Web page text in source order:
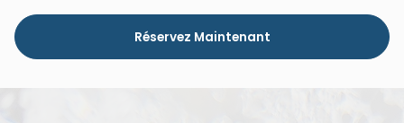
Réservez Maintenant